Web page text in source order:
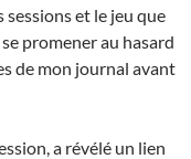
sessions et le jeu que
promener au hasard
de mon journal avant
a révélé un lien